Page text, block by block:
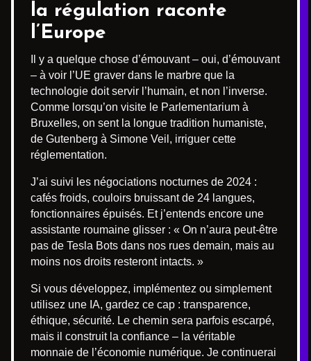
la régulation raconte
l’Europe
Il y a quelque chose d’émouvant – oui, d’émouvant
– à voir l’UE graver dans le marbre que la
technologie doit servir l’humain, et non l’inverse.
Comme lorsqu’on visite le Parlementarium à
Bruxelles, on sent la longue tradition humaniste,
de Gutenberg à Simone Veil, irriguer cette
réglementation.
J’ai suivi les négociations nocturnes de 2024 :
cafés froids, couloirs bruissant de 24 langues,
fonctionnaires épuisés. Et j’entends encore une
assistante roumaine glisser : « On n’aura peut-être
pas de Tesla Bots dans nos rues demain, mais au
moins nos droits resteront intacts. »
Si vous développez, implémentez ou simplement
utilisez une IA, gardez ce cap : transparence,
éthique, sécurité. Le chemin sera parfois escarpé,
mais il construit la confiance – la véritable
monnaie de l’économie numérique. Je continuerai